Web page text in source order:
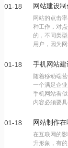
01-18 网站建设
网站的点击
种工作，对
的，不同类
用户，因为
01-18 手机网站
随着移动端
一个满足企
手机网站看
内容必须要
01-18 网站制作
在互联网的
升形象，有